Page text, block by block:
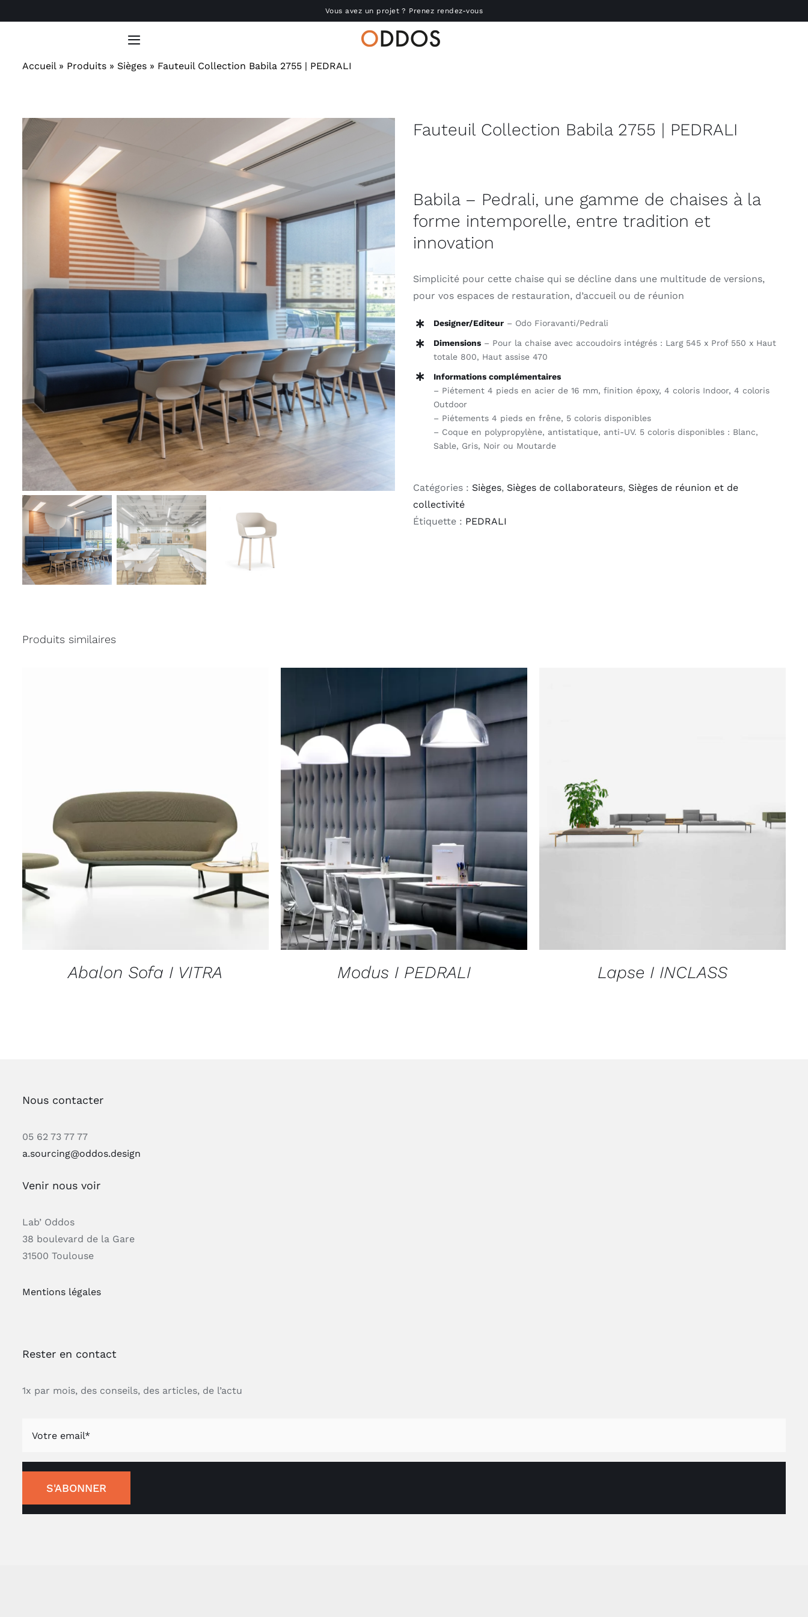
au
Vous avez un projet ? Prenez rendez-vous
Toggle
Navigation
Outlet
Contact
Accueil» Produits» Sièges» Fauteuil Collection Babila 2755 | PEDRALI
Fauteuil Collection Babila 2755 | PEDRALI
Babila – Pedrali, une gamme de chaises à la
forme intemporelle, entre tradition et
innovation
Simplicité pour cette chaise qui se décline dans une multitude de versions,
pour vos espaces de restauration, d’accueil ou de réunion
Designer/Editeur– Odo Fioravanti/Pedrali
Dimensions– Pour la chaise avec accoudoirs intégrés : Larg 545 x Prof 550 x Haut
totale 800, Haut assise 470
Informations complémentaires
– Piétement 4 pieds en acier de 16 mm, finition époxy, 4 coloris Indoor, 4 coloris
Outdoor
– Piétements 4 pieds en frêne, 5 coloris disponibles
– Coque en polypropylène, antistatique, anti-UV. 5 coloris disponibles : Blanc,
Sable, Gris, Noir ou Moutarde
Catégories : Sièges, Sièges de collaborateurs, Sièges de réunion et de
collectivité
Étiquette : PEDRALI
Produits similaires
Abalon Sofa I VITRA Modus I PEDRALI Lapse I INCLASS
Nous contacter
05 62 73 77 77
a.sourcing@oddos.design
Venir nous voir
Lab’ Oddos
38 boulevard de la Gare
31500 Toulouse
Mentions légales
Rester en contact
1x par mois, des conseils, des articles, de l’actu
S'ABONNER